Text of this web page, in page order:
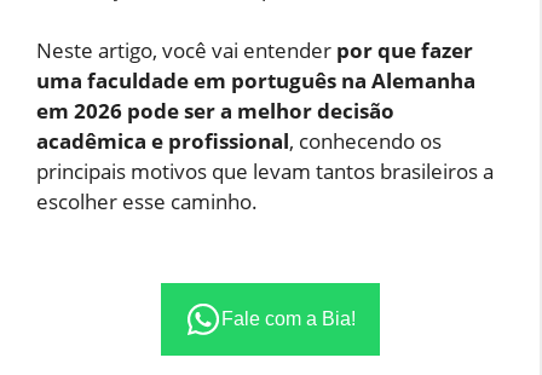
Neste artigo, você vai entender por que fazer
uma faculdade em português na Alemanha
em 2026 pode ser a melhor decisão
acadêmica e profissional, conhecendo os
principais motivos que levam tantos brasileiros a
escolher esse caminho.
Fale com a Bia!